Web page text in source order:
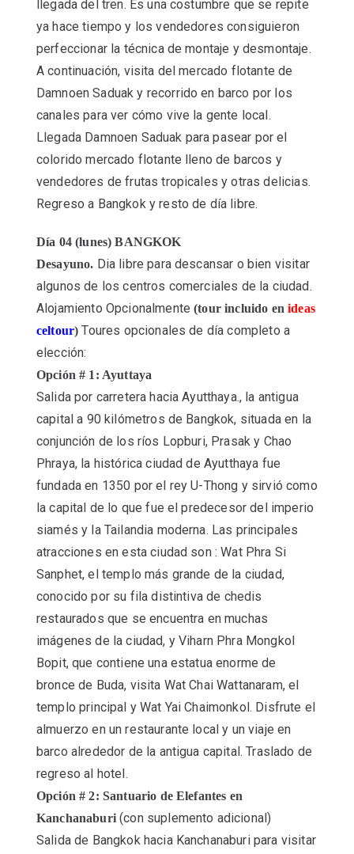
llegada del tren. Es una costumbre que se repite
ya hace tiempo y los vendedores consiguieron
perfeccionar la técnica de montaje y desmontaje.
A continuación, visita del mercado flotante de
Damnoen Saduak y recorrido en barco por los
canales para ver cómo vive la gente local.
Llegada Damnoen Saduak para pasear por el
colorido mercado flotante lleno de barcos y
vendedores de frutas tropicales y otras delicias.
Regreso a Bangkok y resto de día libre.
Día 04 (lunes) BANGKOK
Desayuno. Dia libre para descansar o bien visitar
algunos de los centros comerciales de la ciudad.
Alojamiento Opcionalmente(tour incluido enideas
celtour) Toures opcionales de día completo a
elección:
Opción # 1: Ayuttaya
Salida por carretera hacia Ayutthaya., la antigua
capital a 90 kilómetros de Bangkok, situada en la
conjunción de los ríos Lopburi, Prasak y Chao
Phraya, la histórica ciudad de Ayutthaya fue
fundada en 1350 por el rey U-Thong y sirvió como
la capital de lo que fue el predecesor del imperio
siamés y la Tailandia moderna. Las principales
atracciones en esta ciudad son : Wat Phra Si
Sanphet, el templo más grande de la ciudad,
conocido por su fila distintiva de chedis
restaurados que se encuentra en muchas
imágenes de la ciudad, y Viharn Phra Mongkol
Bopit, que contiene una estatua enorme de
bronce de Buda, visita Wat Chai Wattanaram, el
templo principal y Wat Yai Chaimonkol. Disfrute el
almuerzo en un restaurante local y un viaje en
barco alrededor de la antigua capital. Traslado de
regreso al hotel.
Opción # 2: Santuario de Elefantes en
Kanchanaburi(con suplemento adicional)
Salida de Bangkok hacia Kanchanaburi para visitar